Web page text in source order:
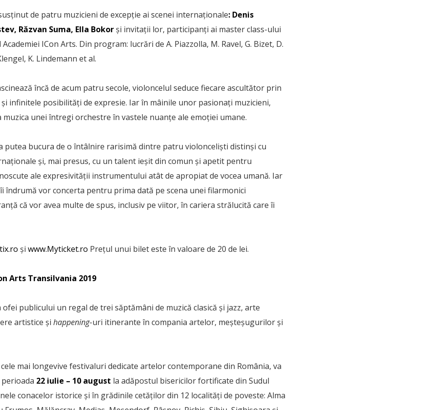
de patru muzicieni de excepție ai scenei internaționale: Denis
Răzvan Suma, Ella Bokorși invitații lor, participanți ai master class-ului
ICon Arts. Din program: lucrări de A. Piazzolla, M. Ravel, G. Bizet, D.
K. Lindemann et al.
încă de acum patru secole, violoncelul seduce fiecare ascultător prin
infinitele posibilități de expresie. Iar în mâinile unor pasionați muzicieni,
unei întregi orchestre în vastele nuanțe ale emoției umane.
putea bucura de o întâlnire rarisimă dintre patru violonceliști distinși cu
și, mai presus, cu un talent ieșit din comun și apetit pentru
ale expresivității instrumentului atât de apropiat de vocea umană. Iar
îndrumă vor concerta pentru prima dată pe scena unei filarmonici
că vor avea multe de spus, inclusiv pe viitor, în cariera strălucită care îi
și www.Myticket.ro Prețul unui bilet este în valoare de 20 de lei.
Arts Transilvania 2019
ofei publicului un regal de trei săptămâni de muzică clasică și jazz, arte
artistice și happening-uri itinerante în compania artelor, meșteșugurilor și
mai longevive festivaluri dedicate artelor contemporane din România, va
22 iulie – 10 august la adăpostul bisericilor fortificate din Sudul
conacelor istorice și în grădinile cetăților din 12 localități de poveste: Alma